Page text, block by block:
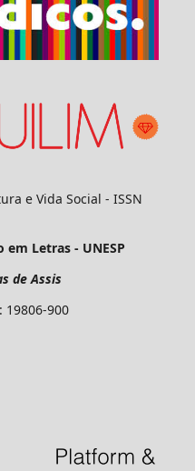
e Vida Social - ISSN
em Letras - UNESP
de Assis
19806-900